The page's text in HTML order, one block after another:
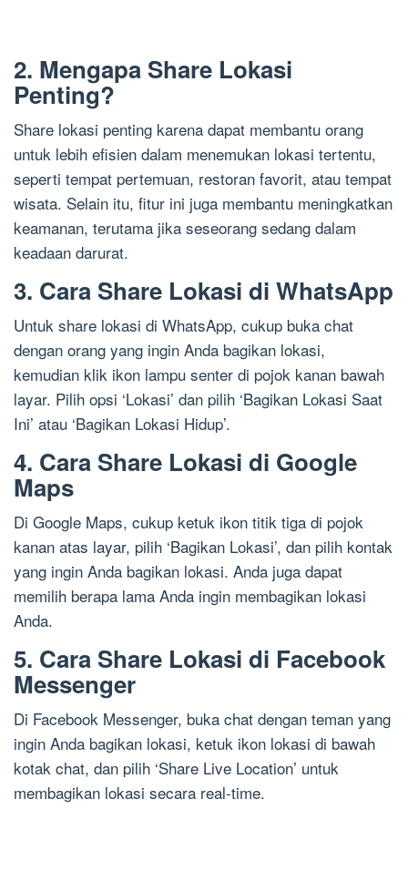
2. Mengapa Share Lokasi
Penting?
Share lokasi penting karena dapat membantu orang
untuk lebih efisien dalam menemukan lokasi tertentu,
seperti tempat pertemuan, restoran favorit, atau tempat
wisata. Selain itu, fitur ini juga membantu meningkatkan
keamanan, terutama jika seseorang sedang dalam
keadaan darurat.
3. Cara Share Lokasi di WhatsApp
Untuk share lokasi di WhatsApp, cukup buka chat
dengan orang yang ingin Anda bagikan lokasi,
kemudian klik ikon lampu senter di pojok kanan bawah
layar. Pilih opsi ‘Lokasi’ dan pilih ‘Bagikan Lokasi Saat
Ini’ atau ‘Bagikan Lokasi Hidup’.
4. Cara Share Lokasi di Google
Maps
Di Google Maps, cukup ketuk ikon titik tiga di pojok
kanan atas layar, pilih ‘Bagikan Lokasi’, dan pilih kontak
yang ingin Anda bagikan lokasi. Anda juga dapat
memilih berapa lama Anda ingin membagikan lokasi
Anda.
5. Cara Share Lokasi di Facebook
Messenger
Di Facebook Messenger, buka chat dengan teman yang
ingin Anda bagikan lokasi, ketuk ikon lokasi di bawah
kotak chat, dan pilih ‘Share Live Location’ untuk
membagikan lokasi secara real-time.